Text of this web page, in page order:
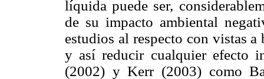
líquida puede ser,
de su impacto ambiental
estudios al respecto con vistas
y así reducir cualquier efecto
(2002) y Kerr (2003) como